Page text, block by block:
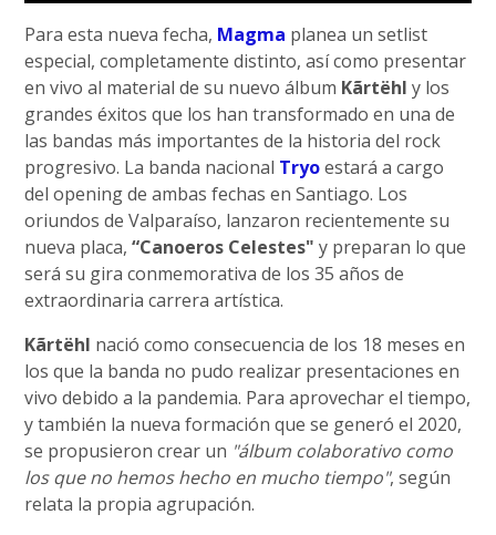
Para esta nueva fecha, Magma planea un setlist
especial, completamente distinto, así como presentar
en vivo al material de su nuevo álbum Kãrtëhl y los
grandes éxitos que los han transformado en una de
las bandas más importantes de la historia del rock
progresivo. La banda nacional Tryoestará a cargo
del opening de ambas fechas en Santiago. Los
oriundos de Valparaíso, lanzaron recientemente su
nueva placa,“Canoeros Celestes" y preparan lo que
será su gira conmemorativa de los 35 años de
extraordinaria carrera artística.
Kãrtëhl nació como consecuencia de los 18 meses en
los que la banda no pudo realizar presentaciones en
vivo debido a la pandemia. Para aprovechar el tiempo,
y también la nueva formación que se generó el 2020,
se propusieron crear un "álbum colaborativo como
los que no hemos hecho en mucho tiempo", según
relata la propia agrupación.